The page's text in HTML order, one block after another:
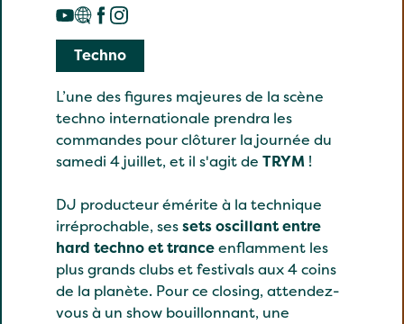
Techno
L’une des figures majeures de la scène
techno internationale prendra les
commandes pour clôturer la journée du
samedi 4 juillet, et il s'agit de TRYM !
DJ producteur émérite à la technique
irréprochable, sessets oscillant entre
hard techno et tranceenflamment les
plus grands clubs et festivals aux 4 coins
de la planète. Pour ce closing, attendez-
vous à un show bouillonnant, une